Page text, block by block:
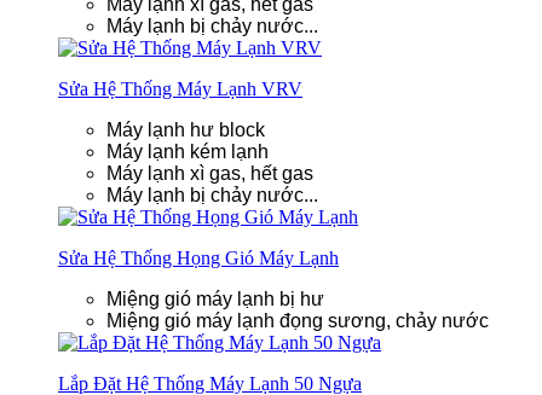
Máy lạnh bị chảy nước...
Sửa Hệ Thống Máy Lạnh VRV
Máy lạnh hư block
Máy lạnh kém lạnh
Máy lạnh xì gas, hết gas
Máy lạnh bị chảy nước...
Sửa Hệ Thống Họng Gió Máy Lạnh
Miệng gió máy lạnh bị hư
Miệng gió máy lạnh đọng sương, chảy nước
Lắp Đặt Hệ Thống Máy Lạnh 50 Ngựa